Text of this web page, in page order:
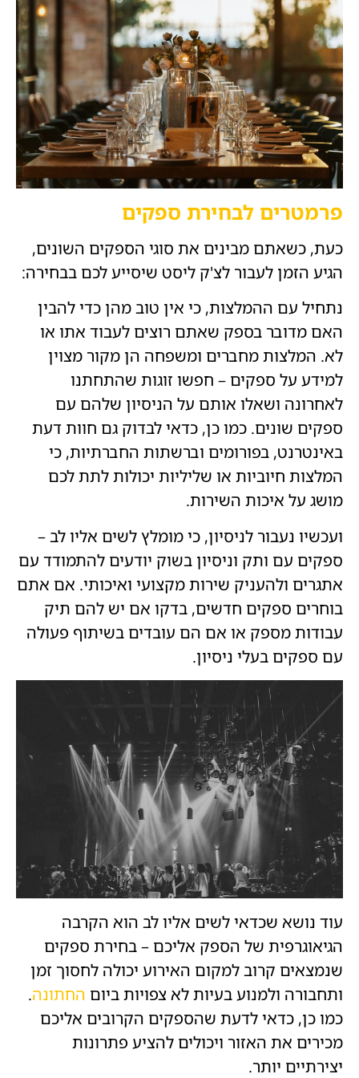
פרמטרים לבחירת ספקים
כעת, כשאתם מבינים את סוגי הספקים השונים,
הגיע הזמן לעבור לצ'ק ליסט שיסייע לכם בבחירה:
נתחיל עם ההמלצות, כי אין טוב מהן כדי להבין
האם מדובר בספק שאתם רוצים לעבוד אתו או
לא. המלצות מחברים ומשפחה הן מקור מצוין
למידע על ספקים – חפשו זוגות שהתחתנו
לאחרונה ושאלו אותם על הניסיון שלהם עם
ספקים שונים. כמו כן, כדאי לבדוק גם חוות דעת
באינטרנט, בפורומים וברשתות החברתיות, כי
המלצות חיוביות או שליליות יכולות לתת לכם
מושג על איכות השירות.
ועכשיו נעבור לניסיון, כי מומלץ לשים אליו לב –
ספקים עם ותק וניסיון בשוק יודעים להתמודד עם
אתגרים ולהעניק שירות מקצועי ואיכותי. אם אתם
בוחרים ספקים חדשים, בדקו אם יש להם תיק
עבודות מספק או אם הם עובדים בשיתוף פעולה
עם ספקים בעלי ניסיון.
עוד נושא שכדאי לשים אליו לב הוא הקרבה
הגיאוגרפית של הספק אליכם – בחירת ספקים
שנמצאים קרוב למקום האירוע יכולה לחסוך זמן
ותחבורה ולמנוע בעיות לא צפויות ביום החתונה.
כמו כן, כדאי לדעת שהספקים הקרובים אליכם
מכירים את האזור ויכולים להציע פתרונות
יצירתיים יותר.